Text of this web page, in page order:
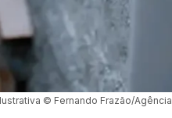
© Fernando Frazão/Agência